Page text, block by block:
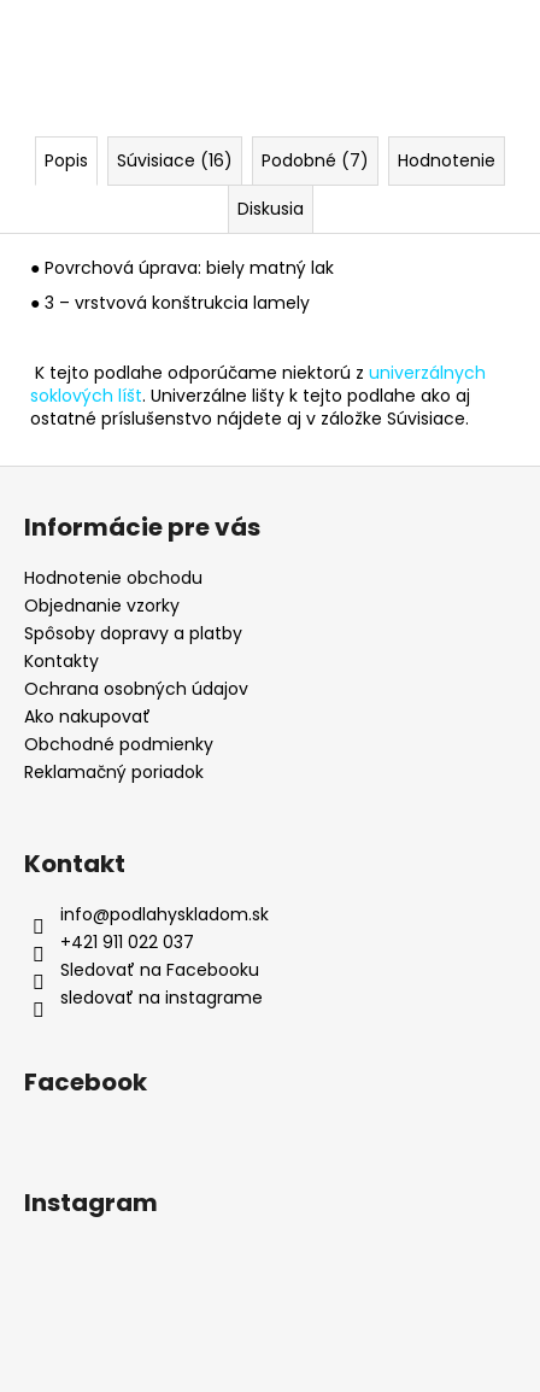
Popis Súvisiace (16) Podobné (7)
Hodnotenie
Diskusia
● Povrchová úprava: biely matný lak
● 3 – vrstvová konštrukcia lamely
K tejto podlahe odporúčame niektorú z univerzálnych
soklových líšt. Univerzálne lišty k tejto podlahe ako aj
ostatné príslušenstvo nájdete aj v záložke Súvisiace.
Z
Informácie pre vás
Hodnotenie obchodu
Objednanie vzorky
Spôsoby dopravy a platby
Kontakty
Ochrana osobných údajov
Ako nakupovať
Obchodné podmienky
Reklamačný poriadok
Kontakt
info@podlahyskladom.sk
+421 911 022 037
Sledovať na Facebooku
sledovať na instagrame
Facebook
Instagram